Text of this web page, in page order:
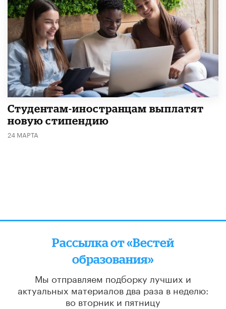
Студентам-иностранцам выплатят
новую стипендию
24 МАРТА
Рассылка от «Вестей
образования»
Мы отправляем подборку лучших и
актуальных материалов два раза в неделю:
во вторник и пятницу